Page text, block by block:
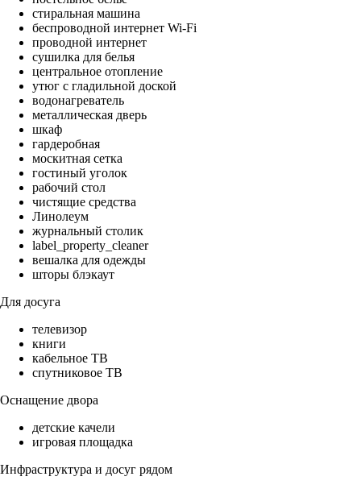
стиральная машина
беспроводной интернет Wi-Fi
проводной интернет
сушилка для белья
центральное отопление
утюг с гладильной доской
водонагреватель
металлическая дверь
шкаф
гардеробная
москитная сетка
гостиный уголок
рабочий стол
чистящие средства
Линолеум
журнальный столик
label_property_cleaner
вешалка для одежды
шторы блэкаут
Для досуга
телевизор
книги
кабельное ТВ
спутниковое ТВ
Оснащение двора
детские качели
игровая площадка
Инфраструктура и досуг рядом